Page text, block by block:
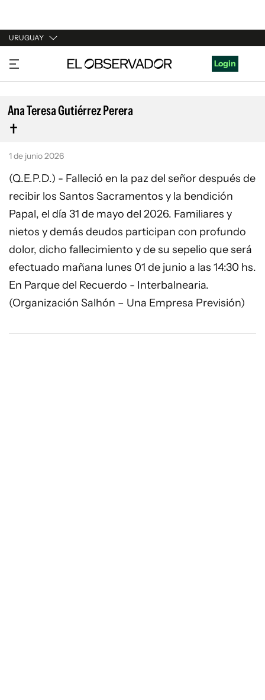
URUGUAY
URUGUAY
ARGENTINA
ESPAÑA
ESTADOS UNIDOS
Login
Ana Teresa Gutiérrez Perera
1 de junio 2026
(Q.E.P.D.) - Falleció en la paz del señor después de
recibir los Santos Sacramentos y la bendición
Papal, el día 31 de mayo del 2026. Familiares y
nietos y demás deudos participan con profundo
dolor, dicho fallecimiento y de su sepelio que será
efectuado mañana lunes 01 de junio a las 14:30 hs.
En Parque del Recuerdo - Interbalnearia.
(Organización Salhón – Una Empresa Previsión)